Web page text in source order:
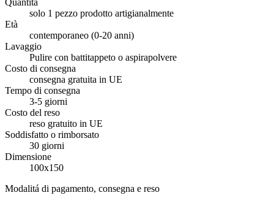
solo 1 pezzo prodotto artigianalmente
Età
contemporaneo (0-20 anni)
Lavaggio
Pulire con battitappeto o aspirapolvere
Costo di consegna
consegna gratuita in UE
Tempo di consegna
3-5 giorni
Costo del reso
reso gratuito in UE
Soddisfatto o rimborsato
30 giorni
Dimensione
100x150
Modalitá di pagamento, consegna e reso